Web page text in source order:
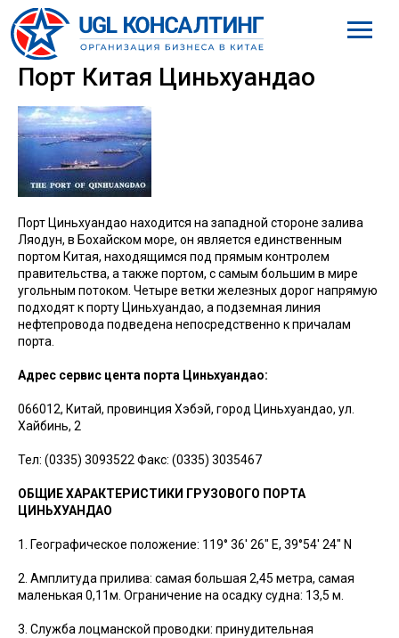
8 (800) 777-61-98
Порт Китая Циньхуандао
Порт Циньхуандао находится на западной стороне залива
Ляодун, в Бохайском море, он является единственным
портом Китая, находящимся под прямым контролем
правительства, а также портом, с самым большим в мире
угольным потоком. Четыре ветки железных дорог напрямую
подходят к порту Циньхуандао, а подземная линия
нефтепровода подведена непосредственно к причалам
порта.
Адрес сервис цента порта Циньхуандао:
066012, Китай, провинция Хэбэй, город Циньхуандао, ул.
Хайбинь, 2
Тел: (0335) 3093522 Факс: (0335) 3035467
ОБЩИЕ ХАРАКТЕРИСТИКИ ГРУЗОВОГО ПОРТА
ЦИНЬХУАНДАО
1. Географическое положение: 119° 36′ 26″ E, 39°54′ 24″ N
2. Амплитуда прилива: самая большая 2,45 метра, самая
маленькая 0,11м. Ограничение на осадку судна: 13,5 м.
3. Служба лоцманской проводки: принудительная